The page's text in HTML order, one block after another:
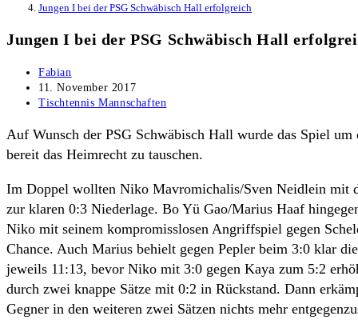
Jungen I bei der PSG Schwäbisch Hall erfolgreich
Jungen I bei der PSG Schwäbisch Hall
Beitrags-
Autor:
Fabian
Beitrag
veröffentlicht:
11. November 2017
Beitrags-
Tischtennis Mannschaften
Auf Wunsch der PSG Schwäbisch Hall wurde das Spiel
bereit das Heimrecht zu tauschen.
Im Doppel wollten Niko Mavromichalis/Sven Neidlein mit
zur klaren 0:3 Niederlage. Bo Yü Gao/Marius Haaf
Niko mit seinem kompromisslosen Angriffspiel gegen
Chance. Auch Marius behielt gegen Pepler beim 3:0 klar
jeweils 11:13, bevor Niko mit 3:0 gegen Kaya zum 5:2
durch zwei knappe Sätze mit 0:2 in Rückstand. Dann
Gegner in den weiteren zwei Sätzen nichts mehr